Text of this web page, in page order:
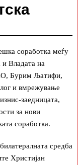
соработка меѓу
Владата на
Бурим Љатифи,
и вмрежување
заедницата,
за нови
соработка.
средба
Христијан